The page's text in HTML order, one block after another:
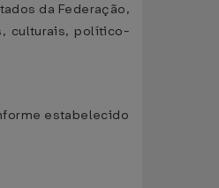
da Federação,
culturais, político-
estabelecido